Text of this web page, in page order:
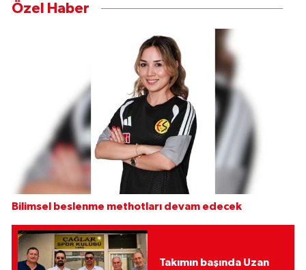
Özel Haber
Bilimsel beslenme methotları devam edecek
Takımın başında Uzan